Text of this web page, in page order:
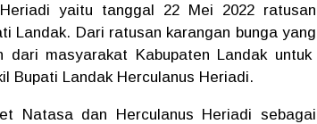
yaitu tanggal 22 Mei 2022 ratusan
Landak. Dari ratusan karangan bunga yang
masyarakat Kabupaten Landak untuk
Bupati Landak Herculanus Heriadi.
Natasa dan Herculanus Heriadi sebagai